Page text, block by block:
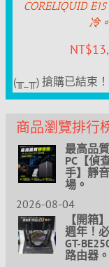
CORELIQUID
冷。
NT$
(╥_╥) 搶購已結束！
商品瀏覽排行
最高品
PC【偵
手】靜
場。
2026-08-04
【開箱
週年！
GT-
路由器。